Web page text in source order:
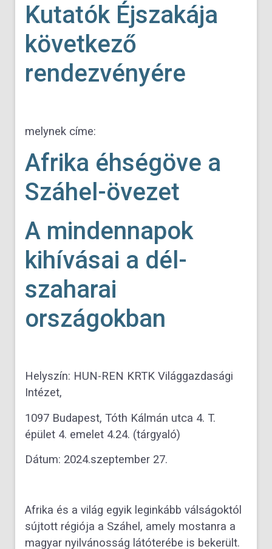
Kutatók Éjszakája
következő
rendezvényére
melynek címe:
Afrika éhségöve a
Száhel-övezet
A mindennapok
kihívásai a dél-
szaharai
országokban
Helyszín: HUN-REN KRTK Világgazdasági
Intézet,
1097 Budapest, Tóth Kálmán utca 4. T.
épület 4. emelet 4.24. (tárgyaló)
Dátum: 2024.szeptember 27.
Afrika és a világ egyik leginkább válságoktól
sújtott régiója a Száhel, amely mostanra a
magyar nyilvánosság látóterébe is bekerült.